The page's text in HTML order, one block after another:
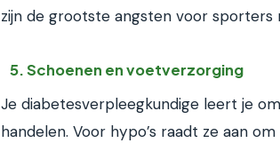
zijn de grootste angsten voor sporters
5. Schoenen en voetverzorging
Je diabetesverpleegkundige leert je
handelen. Voor hypo’s raadt ze aan